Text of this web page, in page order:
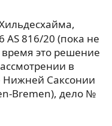
816/20 (пока не
это решение
в
Нижней Саксонии
Bremen), дело №